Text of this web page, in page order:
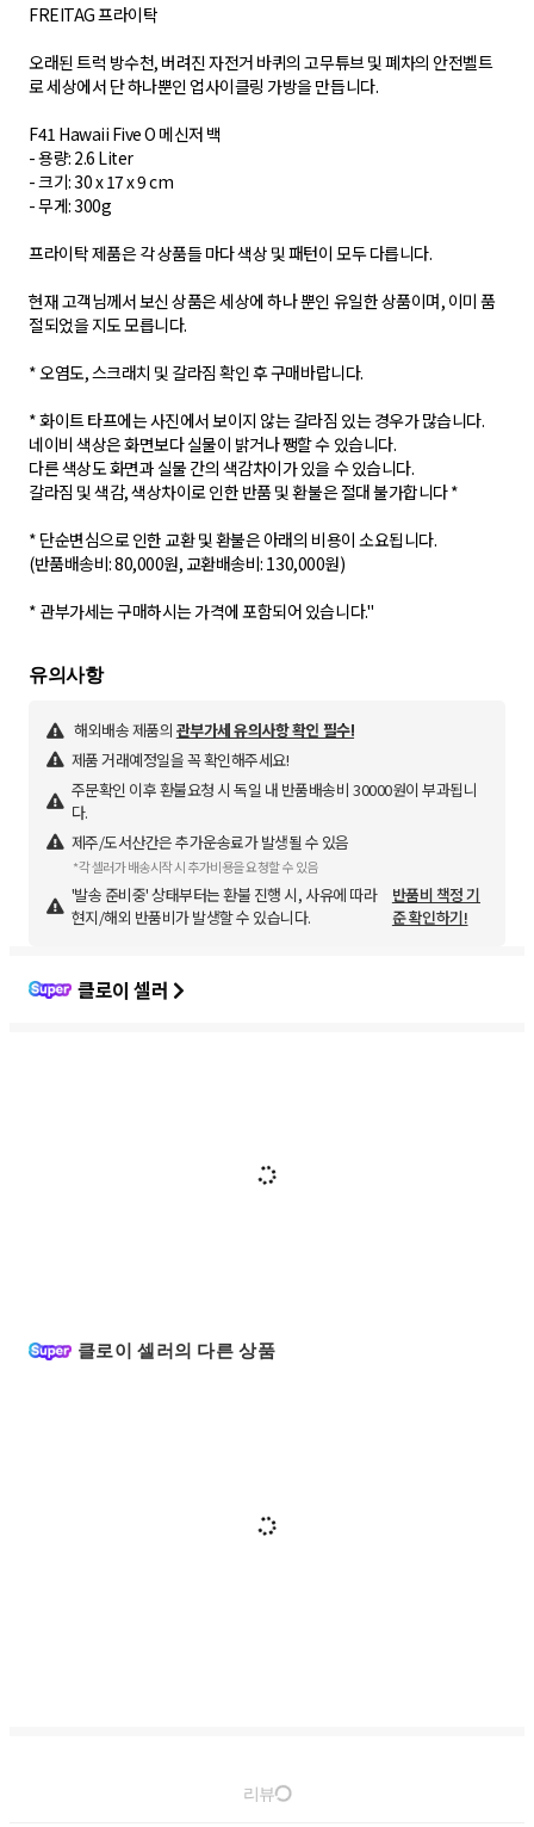
FREITAG 프라이탁
오래된 트럭 방수천, 버려진 자전거 바퀴의 고무튜브 및 폐차의 안전벨트
로 세상에서 단 하나뿐인 업사이클링 가방을 만듭니다.
F41 Hawaii Five O 메신저 백
- 용량: 2.6 Liter
- 크기: 30 x 17 x 9 cm
- 무게: 300g
프라이탁 제품은 각 상품들 마다 색상 및 패턴이 모두 다릅니다.
현재 고객님께서 보신 상품은 세상에 하나 뿐인 유일한 상품이며, 이미 품
절되었을 지도 모릅니다.
* 오염도, 스크래치 및 갈라짐 확인 후 구매바랍니다.
* 화이트 타프에는 사진에서 보이지 않는 갈라짐 있는 경우가 많습니다.
네이비 색상은 화면보다 실물이 밝거나 쨍할 수 있습니다.
다른 색상도 화면과 실물 간의 색감차이가 있을 수 있습니다.
갈라짐 및 색감, 색상차이로 인한 반품 및 환불은 절대 불가합니다 *
* 단순변심으로 인한 교환 및 환불은 아래의 비용이 소요됩니다.
(반품배송비: 80,000원, 교환배송비: 130,000원)
유의사항
해외배송 제품의 관부가세 유의사항 확인 필수!
제품 거래예정일을 꼭 확인해주세요!
주문확인 이후 환불요청 시 독일 내 반품배송비 30000원이 부과됩니
다.
제주/도서산간은 추가운송료가 발생될 수 있음
*각 셀러가 배송시작 시 추가비용을 요청할 수 있음
'발송 준비중' 상태부터는 환불 진행 시, 사유에 따라
현지/해외 반품비가 발생할 수 있습니다.
반품비 책정 기
준 확인하기!
클로이 셀러
클로이 셀러의 다른 상품
리뷰